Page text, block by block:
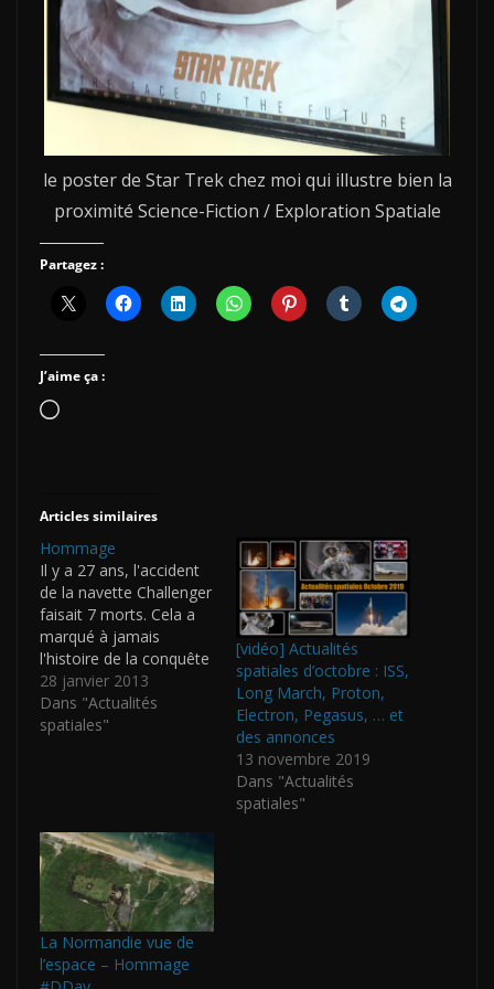
le poster de Star Trek chez moi qui illustre bien la
proximité Science-Fiction / Exploration Spatiale
Partagez :
J’aime ça :
Chargement…
Articles similaires
Hommage
Il y a 27 ans, l'accident
de la navette Challenger
faisait 7 morts. Cela a
marqué à jamais
l'histoire de la conquête
spatiale. Je m'en
souviens comme si
c'était hier. God bless
28 janvier 2013
Dans "Actualités
spatiales"
[vidéo] Actualités
spatiales d’octobre : ISS,
Long March, Proton,
Electron, Pegasus, … et
des annonces
13 novembre 2019
Dans "Actualités
spatiales"
La Normandie vue de
l’espace – Hommage